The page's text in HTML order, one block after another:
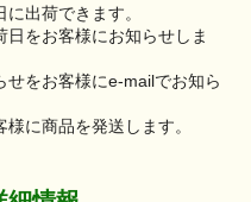
出荷できます。
日をお客様にお知らせしま
せをお客様にe-mailでお知ら
に商品を発送します。